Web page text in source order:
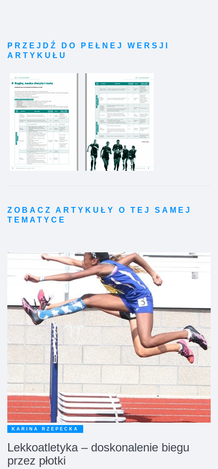
PRZEJDŹ DO PEŁNEJ WERSJI
ARTYKUŁU
ZOBACZ ARTYKUŁY O TEJ SAMEJ
TEMATYCE
KARINA RZEPECKA
Lekkoatletyka – doskonalenie biegu
przez płotki